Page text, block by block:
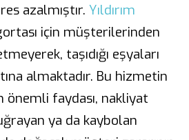
azalmıştır. Yıldırım
için müşterilerinden
taşıdığı eşyaları
almaktadır. Bu hizmetin
faydası, nakliyat
ya da kaybolan